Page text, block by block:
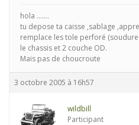
hola …….
tu depose ta caisse ,sablage
remplace les tole perforé
le chassis et 2 couche OD.
Mais pas de choucroute
3 octobre 2005 à 16h57
wildbill
Participant